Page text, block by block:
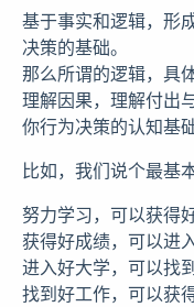
基于事实和逻辑，形
决策的基础。
那么所谓的逻辑，具
理解因果，理解付出
你行为决策的认知基础
比如，我们说个最基
努力学习，可以获得
获得好成绩，可以进
进入好大学，可以找
找到好工作，可以获